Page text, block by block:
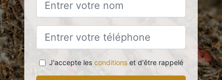
J'accepte les conditionset d'être rappelé